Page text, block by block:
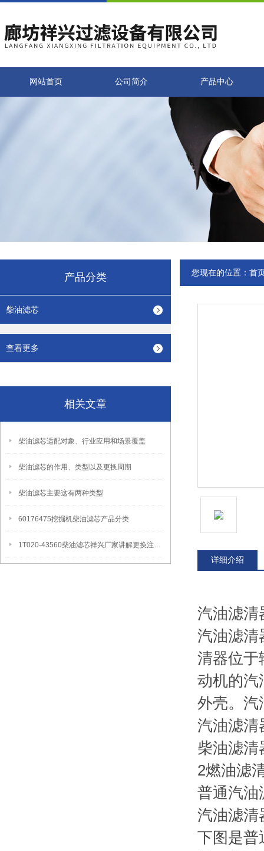
网站首页 公司简介 产品中心
产品分类
柴油滤芯
查看更多
相关文章
柴油滤芯适配对象、行业应用和场景覆盖
柴油滤芯的作用、类型以及更换周期
柴油滤芯主要这有两种类型
60176475挖掘机柴油滤芯产品分类
1T020-43560柴油滤芯祥兴厂家讲解更换注意事项
您现在的位置： 首
详细介绍
汽油滤
汽油滤清
清器位于
动机的汽
外壳。汽
汽油滤清
柴油滤清
2燃油滤
普通汽油
汽油滤清
下图是普